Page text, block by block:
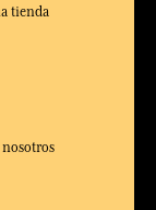
tienda